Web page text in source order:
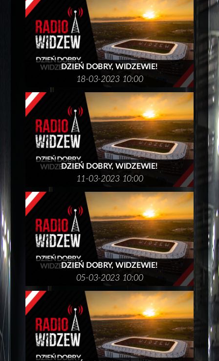
DZIEŃ DOBRY, WIDZEWIE!
18-03-2023 10:00
DZIEŃ DOBRY, WIDZEWIE!
11-03-2023 10:00
DZIEŃ DOBRY, WIDZEWIE!
05-03-2023 10:00